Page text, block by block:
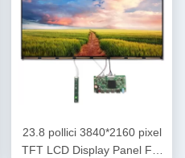
23.8 pollici 3840*2160 pixel
TFT LCD Display Panel For